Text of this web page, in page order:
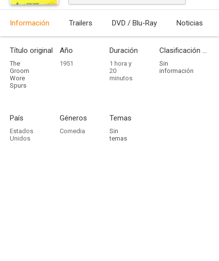
Información Trailers DVD / Blu-Ray Noticias
Título original
The
Groom
Wore
Spurs
Año
1951
Duración
1 hora y
20
minutos
Clasificación por edades
Sin
información
País
Estados
Unidos
Géneros
Comedia
Temas
Sin
temas